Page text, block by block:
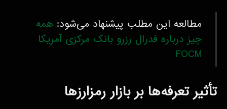
مطالعه این مطلب پیشنهاد می‌شود: همه
چیز درباره فدرال رزرو بانک مرکزی آمریکا
FOCM
تأثیر تعرفه‌ها بر بازار رمزارزها